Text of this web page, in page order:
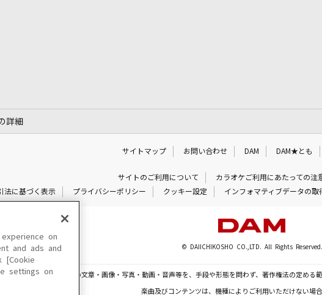
詳細
サイトマップ お問い合わせ DAM DAM★とも
サイトのご利用について カラオケご利用にあたっての注
法に基づく表示
プライバシーポリシー クッキー設定 インフォマティブデータの取
© DAIICHIKOSHO CO.,LTD. All Rights Reserved.
トに掲載されている一切の文章・画像・写真・動画・音声等を、手段や形態を問わず、著作権法の定める
楽曲及びコンテンツは、機種によりご利用いただけない場合
on
and ads and
[Cookie
settings on